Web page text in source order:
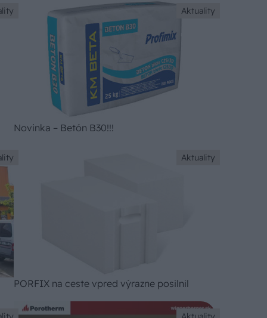
Aktuality
Novinka – Betón B30!!!
Aktuality
PORFIX na ceste vpred výrazne posilnil